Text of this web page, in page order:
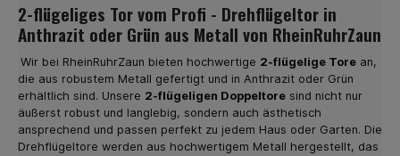
2-flügeliges Tor vom Profi - Drehflügeltor in
Anthrazit oder Grün aus Metall von RheinRuhrZaun
Wir bei RheinRuhrZaun bieten hochwertige 2-flügelige Tore an,
die aus robustem Metall gefertigt und in Anthrazit oder Grün
erhältlich sind. Unsere 2-flügeligen Doppeltore sind nicht nur
äußerst robust und langlebig, sondern auch ästhetisch
ansprechend und passen perfekt zu jedem Haus oder Garten. Die
Drehflügeltore werden aus hochwertigem Metall hergestellt, das